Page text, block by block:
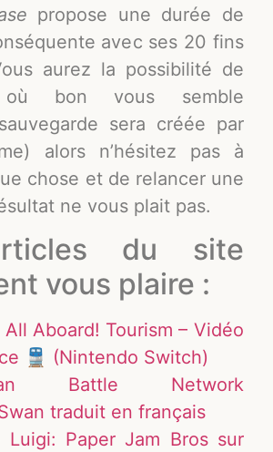
propose une durée de
avec ses 20 fins
aurez la possibilité de
où bon vous semble
sera créée par
alors n’hésitez pas à
chose et de relancer une
ne vous plait pas.
du site
vous plaire :
Aboard! Tourism – Vidéo
🚆 (Nintendo Switch)
Battle Network
traduit en français
Luigi: Paper Jam Bros sur